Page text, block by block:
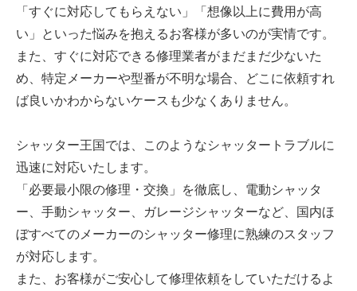
「すぐに対応してもらえない」「想像以上に費用が高
い」といった悩みを抱えるお客様が多いのが実情です。
また、すぐに対応できる修理業者がまだまだ少ないた
め、特定メーカーや型番が不明な場合、どこに依頼すれ
ば良いかわからないケースも少なくありません。
シャッター王国では、このようなシャッタートラブルに
迅速に対応いたします。
「必要最小限の修理・交換」を徹底し、電動シャッタ
ー、手動シャッター、ガレージシャッターなど、国内ほ
ぼすべてのメーカーのシャッター修理に熟練のスタッフ
が対応します。
また、お客様がご安心して修理依頼をしていただけるよ